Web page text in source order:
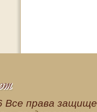
Все права